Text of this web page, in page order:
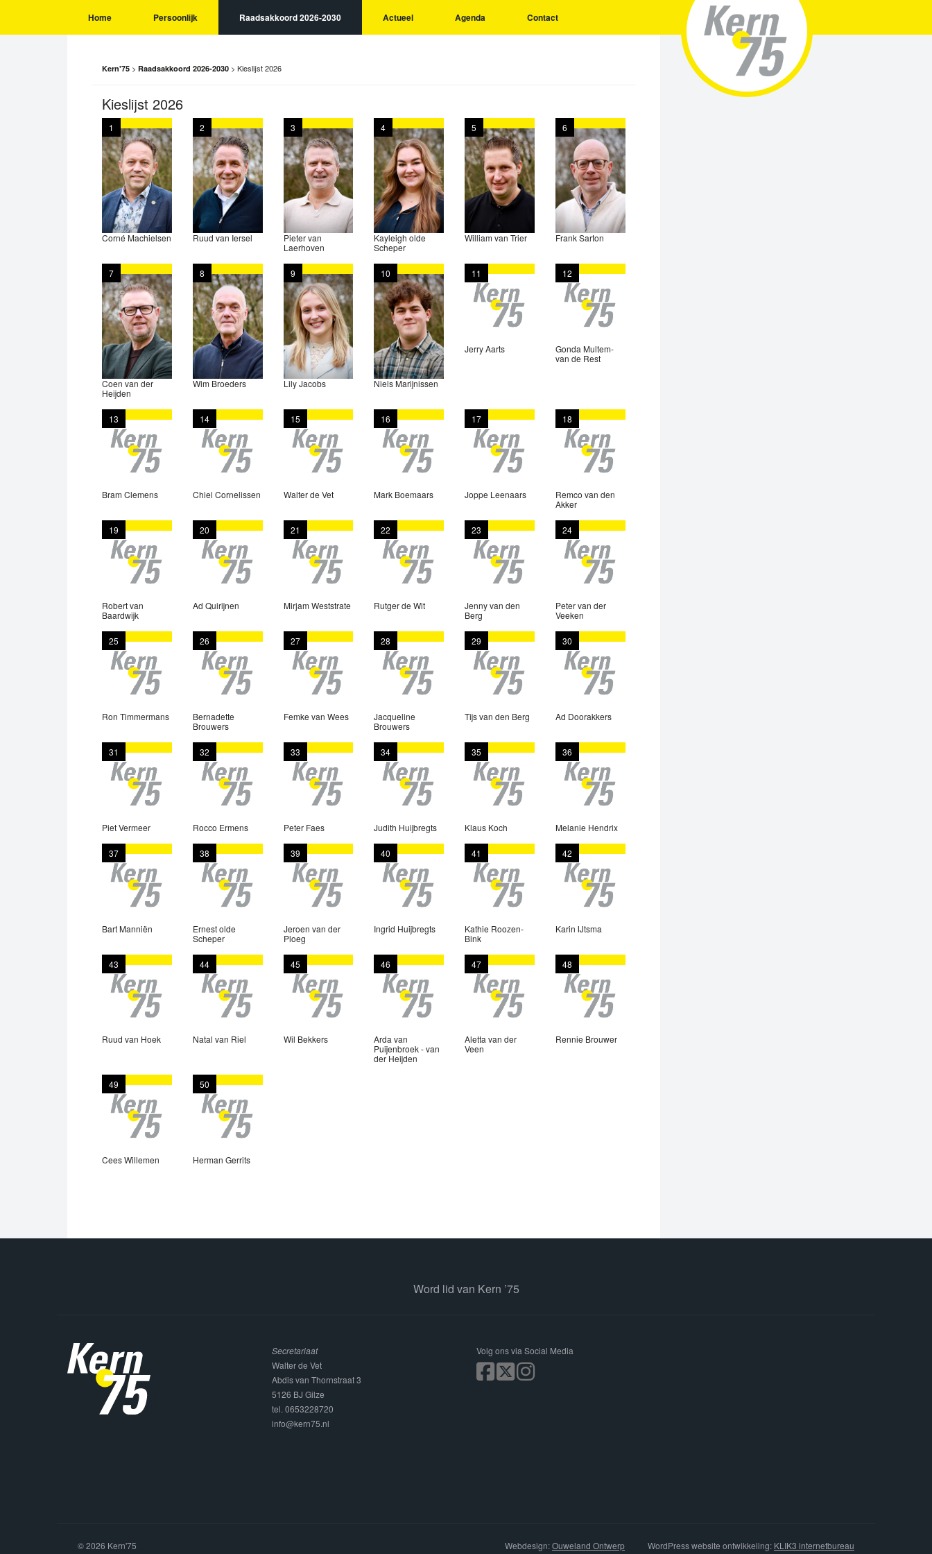
Home Persoonlijk Raadsakkoord 2026-2030 Actueel Agenda Contact
Kern'75 > Raadsakkoord 2026-2030 > Kieslijst 2026
Kieslijst 2026
1
Corné Machielsen
2
Ruud van Iersel
3
Pieter van
Laerhoven
4
Kayleigh olde
Scheper
5
William van Trier
6
Frank Sarton
7
Coen van der
Heijden
8
Wim Broeders
9
Lily Jacobs
10
Niels Marijnissen
11
Jerry Aarts
12
Gonda Multem-
van de Rest
13
Bram Clemens
14
Chiel Cornelissen
15
Walter de Vet
16
Mark Boemaars
17
Joppe Leenaars
18
Remco van den
Akker
19
Robert van
Baardwijk
20
Ad Quirijnen
21
Mirjam Weststrate
22
Rutger de Wit
23
Jenny van den
Berg
24
Peter van der
Veeken
25
Ron Timmermans
26
Bernadette
Brouwers
27
Femke van Wees
28
Jacqueline
Brouwers
29
Tijs van den Berg
30
Ad Doorakkers
31
Piet Vermeer
32
Rocco Ermens
33
Peter Faes
34
Judith Huijbregts
35
Klaus Koch
36
Melanie Hendrix
37
Bart Manniën
38
Ernest olde
Scheper
39
Jeroen van der
Ploeg
40
Ingrid Huijbregts
41
Kathie Roozen-
Bink
42
Karin IJtsma
43
Ruud van Hoek
44
Natal van Riel
45
Wil Bekkers
46
Arda van
Puijenbroek - van
der Heijden
47
Aletta van der
Veen
48
Rennie Brouwer
49
Cees Willemen
50
Herman Gerrits
Word lid van Kern ’75
Secretariaat
Walter de Vet
Abdis van Thornstraat 3
5126 BJ Gilze
tel. 0653228720
info@kern75.nl
Volg ons via Social Media
© 2026 Kern'75 Webdesign:Ouweland Ontwerp WordPress website ontwikkeling: KLIK3 internetbureau